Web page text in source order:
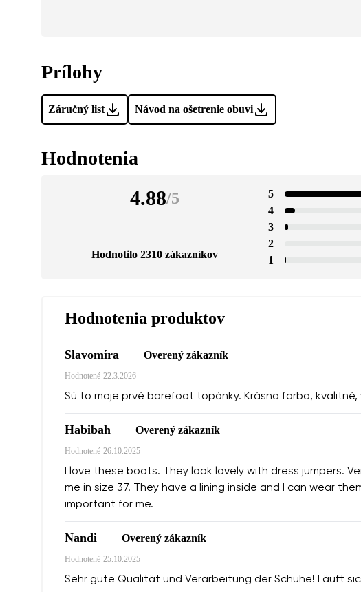
Prílohy
Záručný list Návod na ošetrenie obuvi
Hodnotenia
4.88/5
Hodnotilo 2310 zákazníkov
5
4
3
2
1
Hodnotenia produktov
Slavomíra Overený zákazník
Hodnotené 22.3.2026
Sú to moje prvé barefoot topánky. Krásna farba, kvalitné,
Habibah Overený zákazník
Hodnotené 26.10.2025
I love these boots. They look lovely with dress jumpers.
me in size 37. They have a lining inside and I can wear
important for me.
Nandi Overený zákazník
Hodnotené 25.10.2025
Sehr gute Qualität und Verarbeitung der Schuhe! Läuft